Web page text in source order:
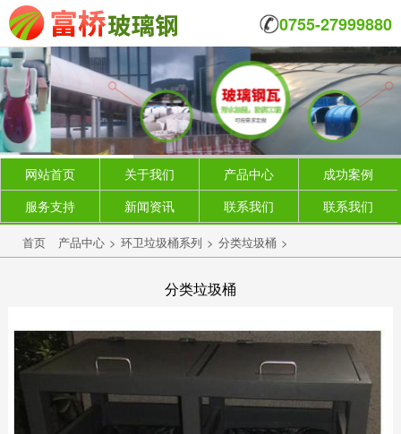
0755-27999880
网站首页 关于我们 产品中心
成功案例
服务支持
新闻资讯 联系我们 联系我们
首页 产品中心 > 环卫垃圾桶系列 > 分类垃圾桶 >
分类垃圾桶